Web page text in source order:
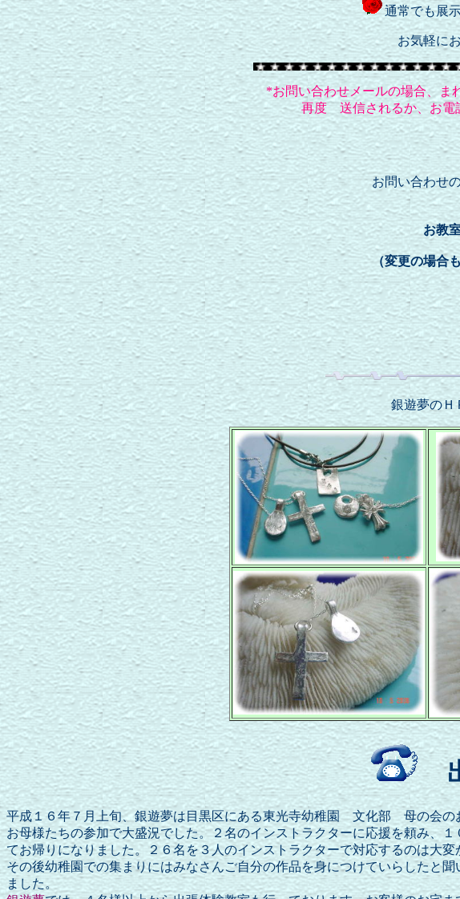
通常でも展
お気軽にお
*お問い合わせメールの場合、ま
再度 送信されるか、お電
お問い合わせ
お教
（変更の場合
銀遊夢のＨ
出
平成１６年７月上旬、銀遊夢は目黒区にある東光寺幼稚園 文化部 母の会の
お母様たちの参加で大盛況でした。２名のインストラクターに応援を頼み、
てお帰りになりました。２６名を３人のインストラクターで対応するのは大
その後幼稚園での集まりにはみなさんご自分の作品を身につけていらしたと
ました。